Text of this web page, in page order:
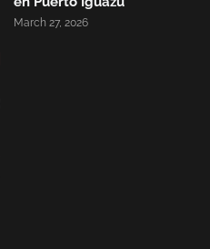
March 27, 2026